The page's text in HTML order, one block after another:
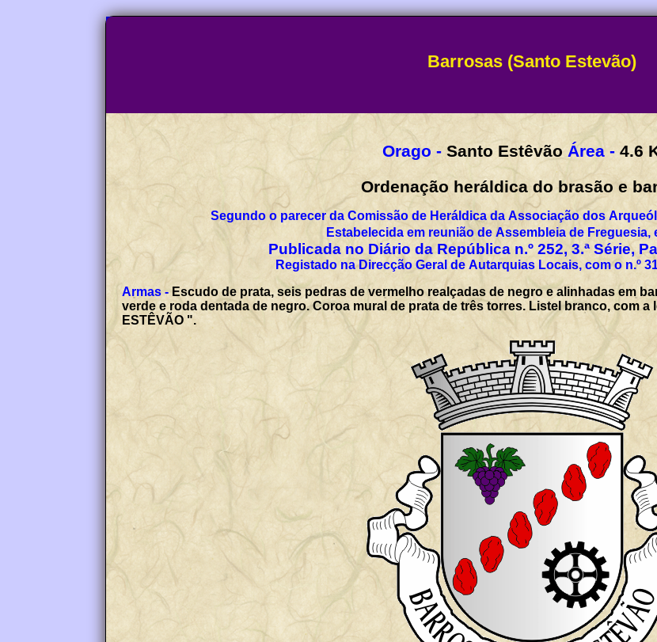
Barrosas (Santo Estevão)
Orago - Santo Estêvão Área - 4.6
Ordenação heráldica do brasão e
Segundo o parecer da Comissão de Heráldica da Associação dos
Estabelecida em reunião de Assembleia de Freguesia,
Publicada no Diário da República n.º 252, 3.ª Série,
Registado na Direcção Geral de Autarquias Locais, com o n.º
Armas - Escudo de prata, seis pedras de vermelho realçadas de negro e alinhadas em
verde e roda dentada de negro. Coroa mural de prata de três torres. Listel branco, com a
ESTÊVÃO ".